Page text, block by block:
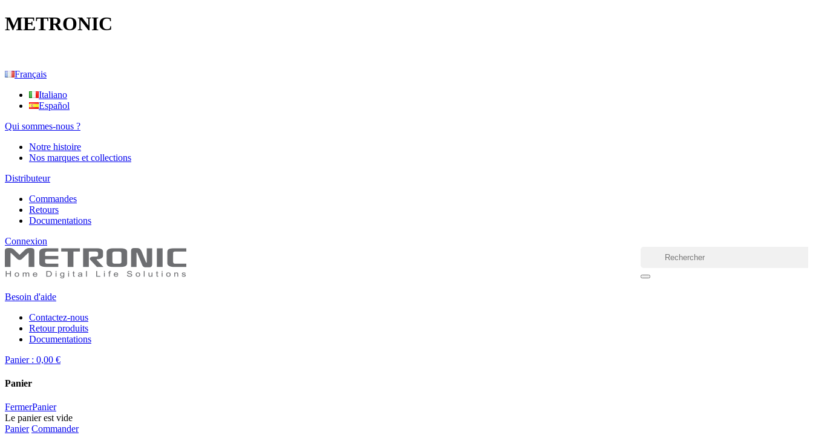
METRONIC
Français
Italiano
Español
Qui sommes-nous ?
Notre histoire
Nos marques et collections
Distributeur
Commandes
Retours
Documentations
Connexion
Besoin d'aide
Contactez-nous
Retour produits
Documentations
Panier : 0,00 €
Panier
FermerPanier
Le panier est vide
Panier Commander